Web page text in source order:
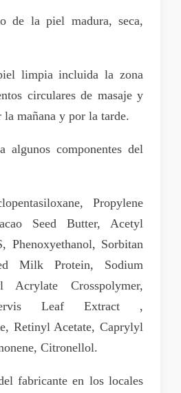
de la piel madura, seca,
limpia incluida la zona
circulares de masaje y
mañana y por la tarde.
componentes del
Propylene
Seed Butter, Acetyl
Phenoxyethanol, Sorbitan
Milk Protein, Sodium
Acrylate Crosspolymer,
Leaf Extract ,
Retinyl Acetate, Caprylyl
Citronellol.
fabricante en los locales